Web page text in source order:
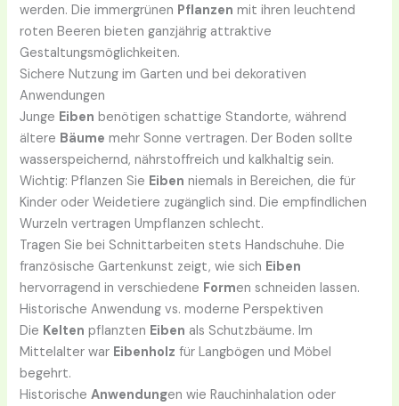
werden. Die immergrünen Pflanzen mit ihren leuchtend
roten Beeren bieten ganzjährig attraktive
Gestaltungsmöglichkeiten.
Sichere Nutzung im Garten und bei dekorativen
Anwendungen
Junge Eiben benötigen schattige Standorte, während
ältere Bäume mehr Sonne vertragen. Der Boden sollte
wasserspeichernd, nährstoffreich und kalkhaltig sein.
Wichtig: Pflanzen Sie Eiben niemals in Bereichen, die für
Kinder oder Weidetiere zugänglich sind. Die empfindlichen
Wurzeln vertragen Umpflanzen schlecht.
Tragen Sie bei Schnittarbeiten stets Handschuhe. Die
französische Gartenkunst zeigt, wie sich Eiben
hervorragend in verschiedene Formen schneiden lassen.
Historische Anwendung vs. moderne Perspektiven
Die Kelten pflanzten Eiben als Schutzbäume. Im
Mittelalter war Eibenholz für Langbögen und Möbel
begehrt.
HistorischeAnwendungen wie Rauchinhalation oder